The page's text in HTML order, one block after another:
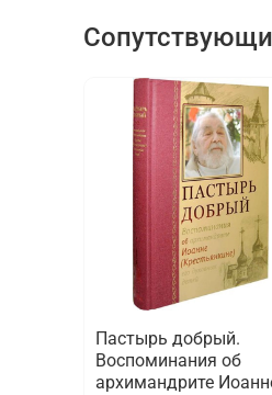
Пастырь добрый.
Воспоминания об
архимандрите